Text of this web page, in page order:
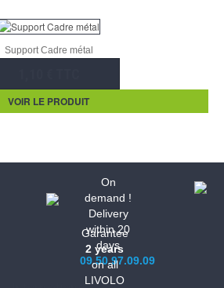
Support Cadre métal
VOIR LE PRODUIT
On
demand !
Delivery
within 20
days
09.50.97.09.09
Garantee
2 years
on all
LIVOLO